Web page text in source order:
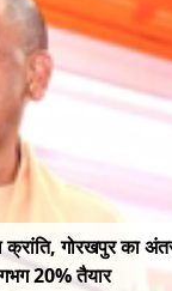
गोरखपुर का
20% तैयार